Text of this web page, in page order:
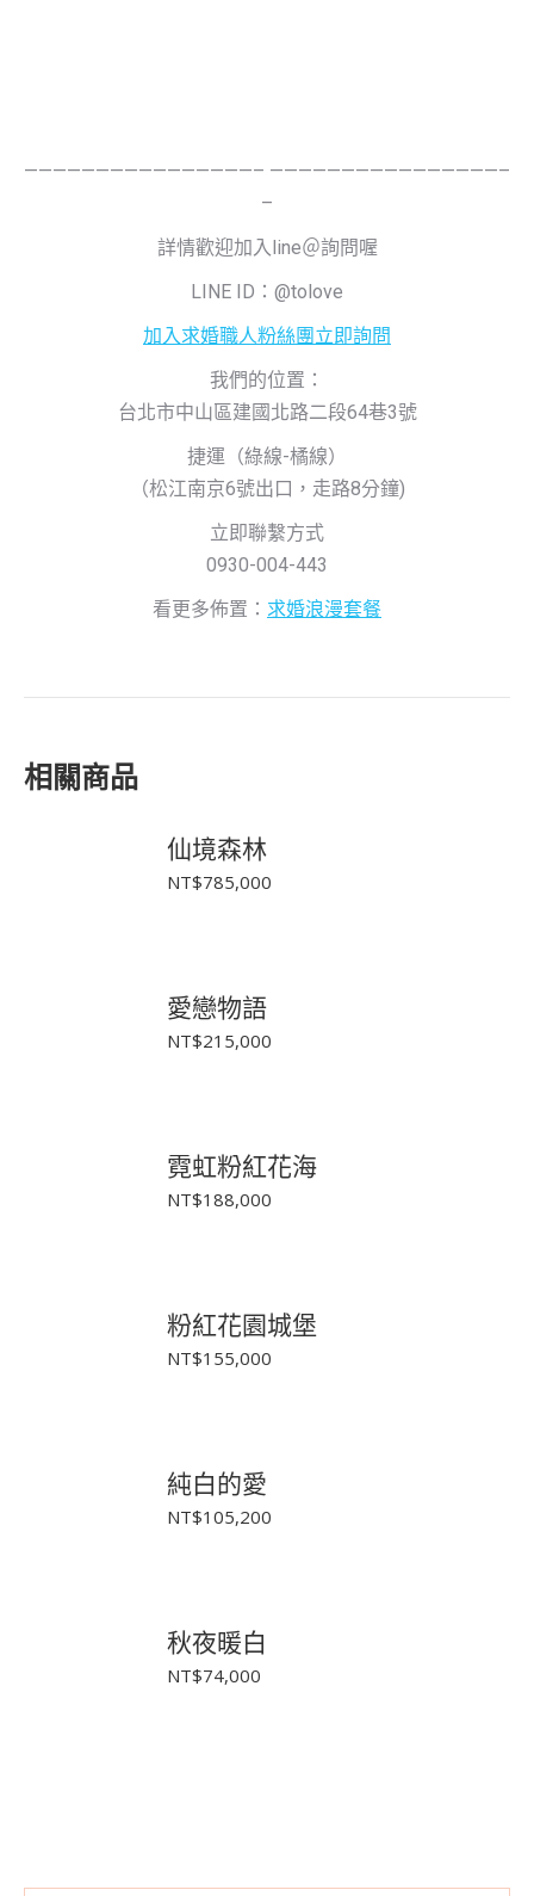
————————————————– ————————————————–
–
詳情歡迎加入line＠詢問喔
LINE ID：@tolove
加入求婚職人粉絲團立即詢問
我們的位置：
台北市中山區建國北路二段64巷3號
捷運（綠線-橘線）
（松江南京6號出口，走路8分鐘)
立即聯繫方式
0930-004-443
看更多佈置： 求婚浪漫套餐
相關商品
仙境森林
NT$785,000
愛戀物語
NT$215,000
霓虹粉紅花海
NT$188,000
粉紅花園城堡
NT$155,000
純白的愛
NT$105,200
秋夜暖白
NT$74,000